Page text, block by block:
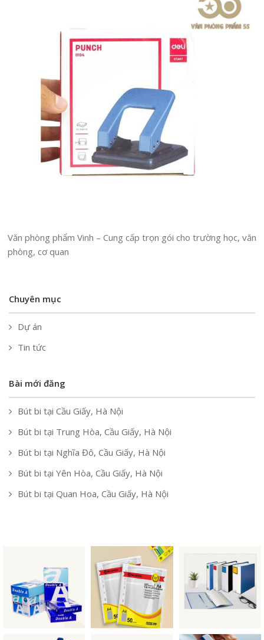
Văn phòng phẩm Vinh – Cung cấp trọn gói cho trường học, văn
phòng, cơ quan
Chuyên mục
Dự án
Tin tức
Bài mới đăng
Bút bi tại Cầu Giấy, Hà Nội
Bút bi tại Trung Hòa, Cầu Giấy, Hà Nội
Bút bi tại Nghĩa Đô, Cầu Giấy, Hà Nội
Bút bi tại Yên Hòa, Cầu Giấy, Hà Nội
Bút bi tại Quan Hoa, Cầu Giấy, Hà Nội